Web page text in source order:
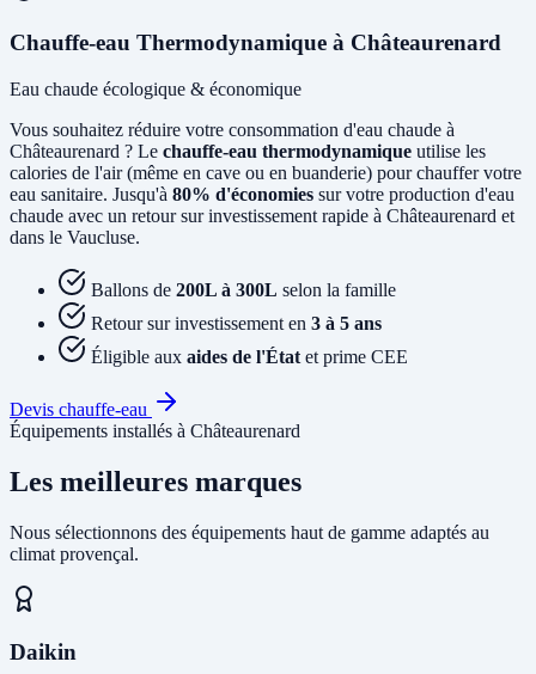
Chauffe-eau Thermodynamique à Châteaurenard
Eau chaude écologique & économique
Vous souhaitez réduire votre consommation d'eau chaude à
Châteaurenard ? Le chauffe-eau thermodynamique utilise les
calories de l'air (même en cave ou en buanderie) pour chauffer votre
eau sanitaire. Jusqu'à 80% d'économies sur votre production d'eau
chaude avec un retour sur investissement rapide à Châteaurenard et
dans le Vaucluse.
Ballons de 200L à 300L selon la famille
Retour sur investissement en 3 à 5 ans
Éligible aux aides de l'État et prime CEE
Devis chauffe-eau
Équipements installés à Châteaurenard
Les meilleures marques
Nous sélectionnons des équipements haut de gamme adaptés au
climat provençal.
Daikin